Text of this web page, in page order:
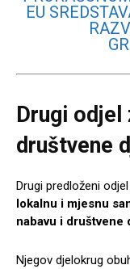
EU
Drugi odjel
društvene
Drugi predloženi
lokalnu i mjesnu
nabavu i društvene
Njegov djelokrug